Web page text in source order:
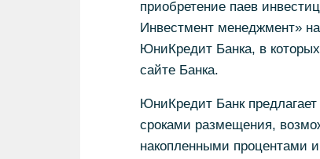
приобретение паев
Инвестмент менеджмент»
ЮниКредит Банка, в
сайте Банка.
ЮниКредит Банк
сроками размещения,
накопленными процентами